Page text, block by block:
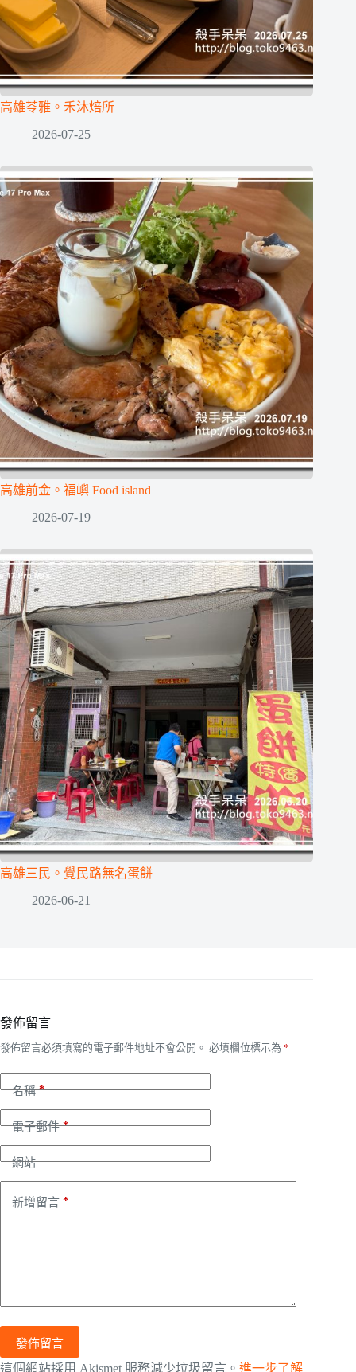
高雄苓雅。禾沐焙所
2026-07-25
高雄前金。福嶼 Food island
2026-07-19
高雄三民。覺民路無名蛋餅
2026-06-21
發佈留言
發佈留言必須填寫的電子郵件地址不會公開。 必填欄位標示為 *
名稱*
電子郵件*
網站
新增留言 *
發佈留言
這個網站採用 Akismet 服務減少垃圾留言。 進一步了解